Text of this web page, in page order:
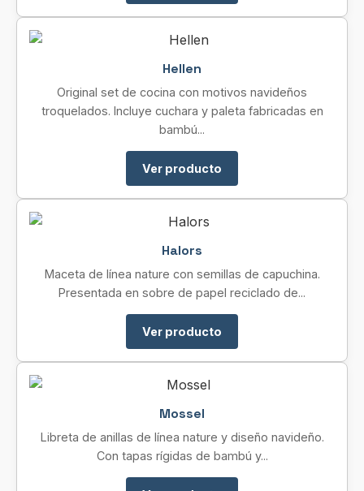
Hellen
Original set de cocina con motivos navideños
troquelados. Incluye cuchara y paleta fabricadas en
bambú...
Ver producto
Halors
Maceta de línea nature con semillas de capuchina.
Presentada en sobre de papel reciclado de...
Ver producto
Mossel
Libreta de anillas de línea nature y diseño navideño.
Con tapas rígidas de bambú y...